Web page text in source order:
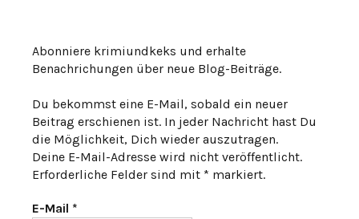
Abonniere krimiundkeks und erhalte
Benachrichungen über neue Blog-Beiträge.
Du bekommst eine E-Mail, sobald ein neuer
Beitrag erschienen ist. In jeder Nachricht hast Du
die Möglichkeit, Dich wieder auszutragen.
Deine E-Mail-Adresse wird nicht veröffentlicht.
Erforderliche Felder sind mit * markiert.
E-Mail *